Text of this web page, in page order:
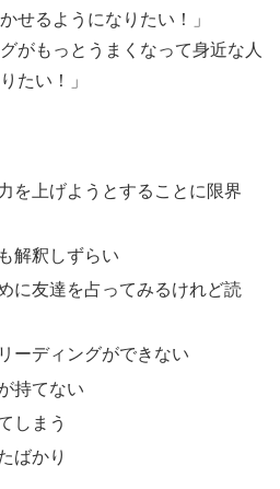
せるようになりたい！」
がもっとうまくなって身近な人
たい！」
を上げようとすることに限界
解釈しずらい
に友達を占ってみるけれど読
ーディングができない
持てない
しまう
ばかり